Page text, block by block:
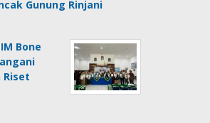
Gunung Rinjani
Bone
Riset